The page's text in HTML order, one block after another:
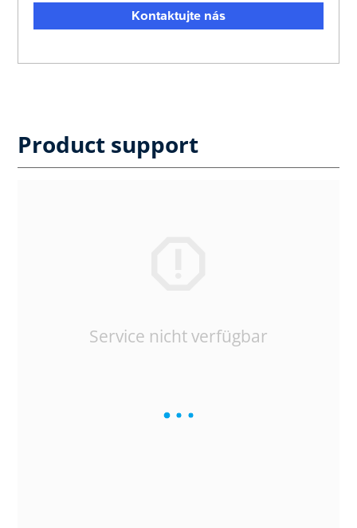
Kontaktujte nás
Product support
Service nicht verfügbar